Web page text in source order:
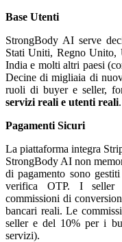
Base Utenti
StrongBody AI serve
Stati Uniti, Regno Unito,
India e molti altri paesi
Decine di migliaia di
ruoli di buyer e seller,
servizi reali e utenti reali.
Pagamenti Sicuri
La piattaforma integra
StrongBody AI non
di pagamento sono
verifica OTP. I seller
commissioni di
bancari reali. Le
seller e del 10% per i
servizi).